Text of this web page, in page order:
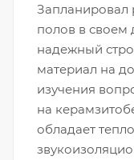
Запланировал
полов в своем
надежный
материал на
изучения
на
обладает